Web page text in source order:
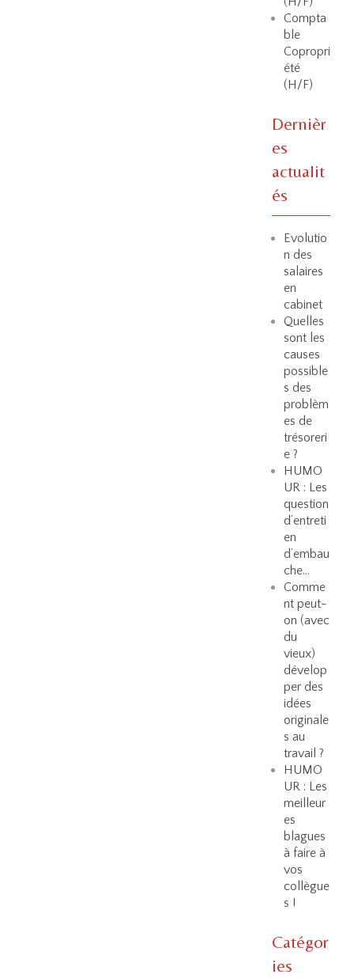
Compta
ble
Copropri
été
(H/F)
Dernièr
es
actualit
és
Evolutio
n des
salaires
en
cabinet
Quelles
sont les
causes
possible
s des
problèm
es de
trésoreri
e ?
HUMO
UR : Les
question
d’entreti
en
d’embau
che…
Comme
nt peut-
on (avec
du
vieux)
dévelop
per des
idées
originale
s au
travail ?
HUMO
UR : Les
meilleur
es
blagues
à faire à
vos
collègue
s !
Catégor
ies